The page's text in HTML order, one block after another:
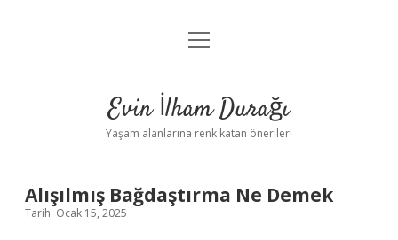
Anasayfa
Yasal Uyarı
menüyü
Evin İlham Durağı
Yaşam alanlarına renk katan öneriler!
Alışılmış Bağdaştırma Ne Demek
Tarih: Ocak 15, 2025